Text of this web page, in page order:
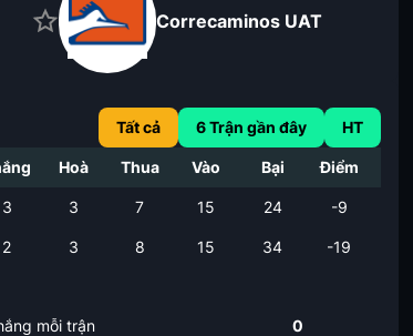
Correcaminos UAT
Tất cả 6Trận gần đây HT
Hoà Thua Vào Bại Điểm
3 3 7 15 24 -9
2 3 8 15 34 -19
mỗi trận 0